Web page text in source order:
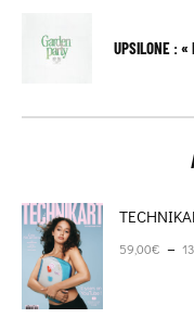
UPSILONE : «
59,00€ –